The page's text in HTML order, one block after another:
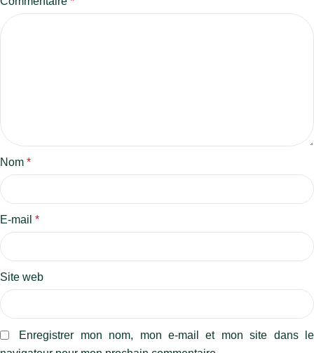
Nom *
E-mail *
Site web
Enregistrer mon nom, mon e-mail et mon site dans le